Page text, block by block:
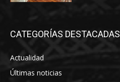
CATEGORÍAS DESTACADAS
Actualidad
Últimas noticias